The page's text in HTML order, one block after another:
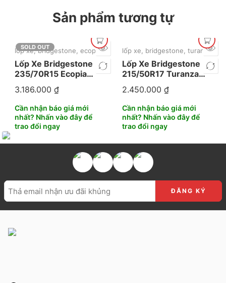
Sản phẩm tương tự
SOLD OUT
lốp xe,bridgestone, ecopia ,mặc định
Lốp Xe Bridgestone
235/70R15 Ecopia
850
3.186.000 ₫
Cần nhận báo giá mới
nhất? Nhấn vào đây để
trao đổi ngay
lốp xe, bridgestone, turanza ,
Lốp Xe Bridgestone
215/50R17 Turanza
ER33
2.450.000 ₫
Cần nhận báo giá mới
nhất? Nhấn vào đây để
trao đổi ngay